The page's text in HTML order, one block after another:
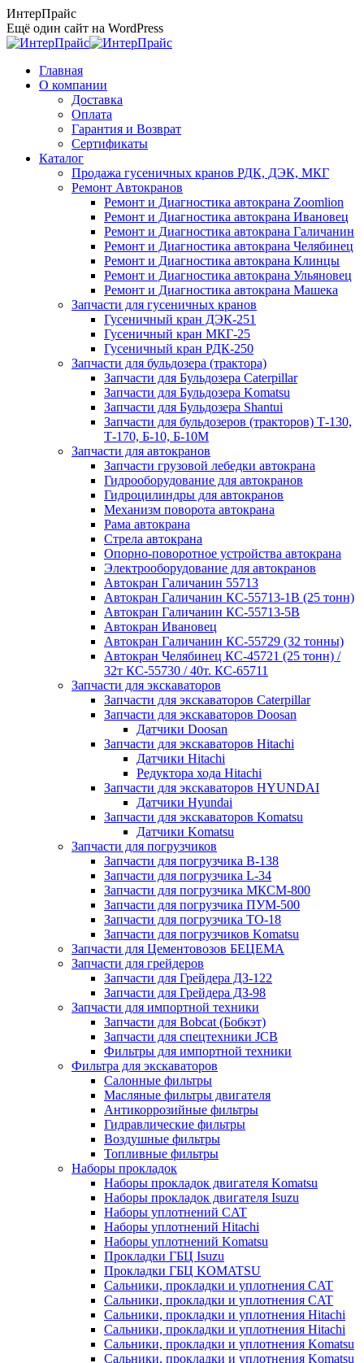
Перейти
к
содержанию
ИнтерПрайс
Ещё один сайт на WordPress
Главная
О компании
Доставка
Оплата
Гарантия и Возврат
Сертификаты
Каталог
Продажа гусеничных кранов РДК, ДЭК, МКГ
Ремонт Автокранов
Ремонт и Диагностика автокрана Zoomlion
Ремонт и Диагностика автокрана Ивановец
Ремонт и Диагностика автокрана Галичанин
Ремонт и Диагностика автокрана Челябинец
Ремонт и Диагностика автокрана Клинцы
Ремонт и Диагностика автокрана Ульяновец
Ремонт и Диагностика автокрана Машека
Запчасти для гусеничных кранов
Гусеничный кран ДЭК-251
Гусеничный кран МКГ-25
Гусеничный кран РДК-250
Запчасти для бульдозера (трактора)
Запчасти для Бульдозера Caterpillar
Запчасти для Бульдозера Komatsu
Запчасти для Бульдозера Shantui
Запчасти для бульдозеров (тракторов) Т-130,
Т-170, Б-10, Б-10М
Запчасти для автокранов
Запчасти грузовой лебедки автокрана
Гидрооборудование для автокранов
Гидроцилиндры для автокранов
Механизм поворота автокрана
Рама автокрана
Стрела автокрана
Опорно-поворотное устройства автокрана
Электрооборудование для автокранов
Автокран Галичанин 55713
Автокран Галичанин КС-55713-1В (25 тонн)
Автокран Галичанин КС-55713-5В
Автокран Ивановец
Автокран Галичанин КС-55729 (32 тонны)
Автокран Челябинец КС-45721 (25 тонн) /
32т КС-55730 / 40т. КС-65711
Запчасти для экскаваторов
Запчасти для экскаваторов Caterpillar
Запчасти для экскаваторов Doosan
Датчики Doosan
Запчасти для экскаваторов Hitachi
Датчики Hitachi
Редуктора хода Hitachi
Запчасти для экскаваторов HYUNDAI
Датчики Hyundai
Запчасти для экскаваторов Komatsu
Датчики Komatsu
Запчасти для погрузчиков
Запчасти для погрузчика B-138
Запчасти для погрузчика L-34
Запчасти для погрузчика МКСМ-800
Запчасти для погрузчика ПУМ-500
Запчасти для погрузчика ТО-18
Запчасти для погрузчиков Komatsu
Запчасти для Цементовозов БЕЦЕМА
Запчасти для грейдеров
Запчасти для Грейдера ДЗ-122
Запчасти для Грейдера ДЗ-98
Запчасти для импортной техники
Запчасти для Bobcat (Бобкэт)
Запчасти для спецтехники JCB
Фильтры для импортной техники
Фильтра для экскаваторов
Салонные фильтры
Масляные фильтры двигателя
Антикоррозийные фильтры
Гидравлические фильтры
Воздушные фильтры
Топливные фильтры
Наборы прокладок
Наборы прокладок двигателя Komatsu
Наборы прокладок двигателя Isuzu
Наборы уплотнений CAT
Наборы уплотнений Hitachi
Наборы уплотнений Komatsu
Прокладки ГБЦ Isuzu
Прокладки ГБЦ KOMATSU
Сальники, прокладки и уплотнения CAT
Сальники, прокладки и уплотнения CAT
Сальники, прокладки и уплотнения Hitachi
Сальники, прокладки и уплотнения Hitachi
Сальники, прокладки и уплотнения Komatsu
Сальники, прокладки и уплотнения Komatsu